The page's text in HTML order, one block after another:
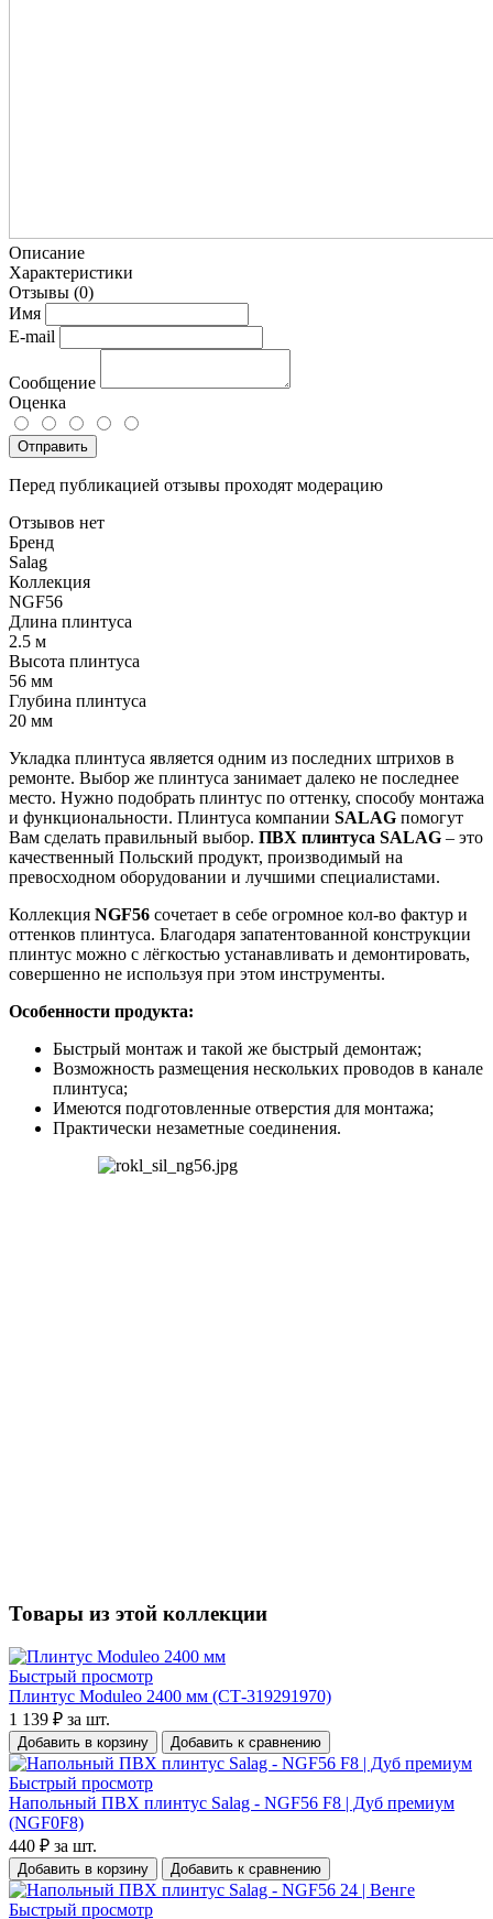
Описание
Характеристики
Отзывы (0)
Имя
E-mail
Сообщение
Оценка
Отправить
Перед публикацией отзывы проходят модерацию
Отзывов нет
Бренд
Salag
Коллекция
NGF56
Длина плинтуса
2.5 м
Высота плинтуса
56 мм
Глубина плинтуса
20 мм
Укладка плинтуса является одним из последних штрихов в
ремонте. Выбор же плинтуса занимает далеко не последнее
место. Нужно подобрать плинтус по оттенку, способу монтажа
и функциональности. Плинтуса компании SALAG помогут
Вам сделать правильный выбор. ПВХ плинтуса SALAG – это
качественный Польский продукт, производимый на
превосходном оборудовании и лучшими специалистами.
Коллекция NGF56 сочетает в себе огромное кол-во фактур и
оттенков плинтуса. Благодаря запатентованной конструкции
плинтус можно с лёгкостью устанавливать и демонтировать,
совершенно не используя при этом инструменты.
Особенности продукта:
Быстрый монтаж и такой же быстрый демонтаж;
Возможность размещения нескольких проводов в канале
плинтуса;
Имеются подготовленные отверстия для монтажа;
Практически незаметные соединения.
Товары из этой коллекции
Быстрый просмотр
Плинтус Moduleo 2400 мм (СТ-319291970)
1 139 ₽ за шт.
Добавить в корзину Добавить к сравнению
Быстрый просмотр
Напольный ПВХ плинтус Salag - NGF56 F8 | Дуб премиум
(NGF0F8)
440 ₽ за шт.
Добавить в корзину Добавить к сравнению
Быстрый просмотр